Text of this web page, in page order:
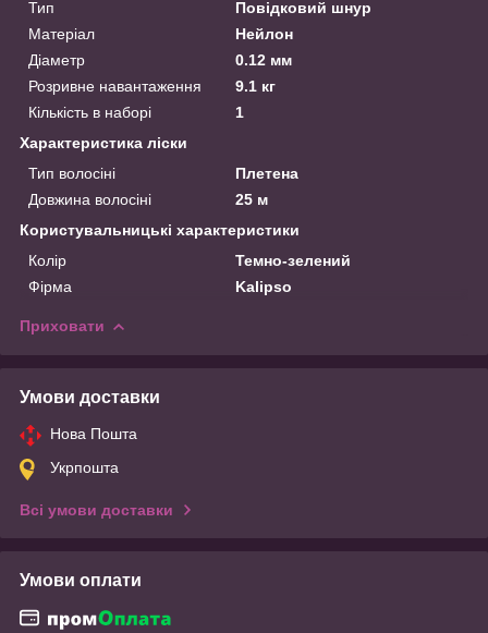
Тип
Повідковий шнур
Матеріал
Нейлон
Діаметр
0.12 мм
Розривне навантаження
9.1 кг
Кількість в наборі
1
Характеристика ліски
Тип волосіні
Плетена
Довжина волосіні
25 м
Користувальницькі характеристики
Колір
Темно-зелений
Фірма
Kalipso
Приховати
Умови доставки
Нова Пошта
Укрпошта
Всі умови доставки
Умови оплати